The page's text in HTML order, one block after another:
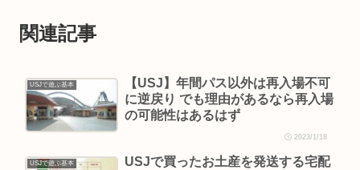
関連記事
USJで遊ぶ基本
【USJ】年間パス以外は再入場不可
に逆戻り でも理由があるなら再入場
の可能性はあるはず
2023/1/18
USJで遊ぶ基本
USJで買ったお土産を発送する宅配